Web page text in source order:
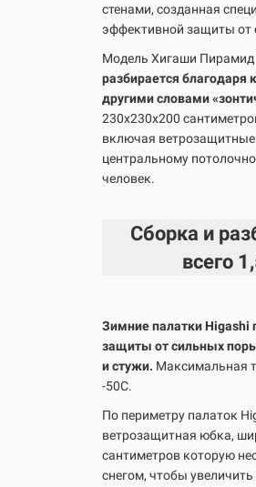
стенами, созданная
эффективной защиты от
Модель Хигаши
разбирается благодаря
другими словами
230х230х200
включая
центральному
человек.
Сборка и
всего
Зимние палатки Higashi
защиты от сильных
и стужи. Максимальная
-50С.
По периметру палаток
ветрозащитная юбка,
сантиметров которую
снегом, чтобы увеличить